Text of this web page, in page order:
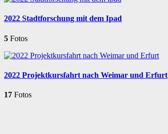
2022 Stadtforschung mit dem Ipad
5 Fotos
2022 Projektkursfahrt nach Weimar und Erfurt
17 Fotos